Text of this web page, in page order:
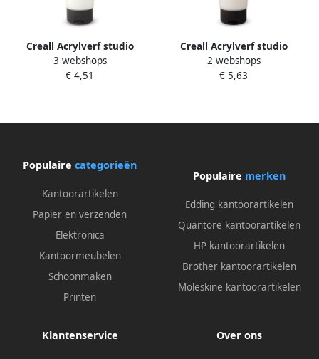
Creall Acrylverf studio
medium Acrylics gesso
3 webshops
€ 4,51
Creall Acrylverf studio
medium Acrylics gel
2 webshops
€ 5,63
Populaire categorieën
Kantoorartikelen
Papier en verzenden
Elektronica
Kantoormeubelen
Schoonmaken
Printen
Populaire merken
Edding kantoorartikelen
Quantore kantoorartikelen
HP kantoorartikelen
Brother kantoorartikelen
Moleskine kantoorartikelen
Klantenservice Over ons